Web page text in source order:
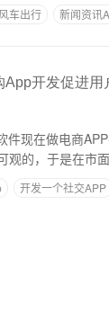
车出行 新闻资讯
开发促进用
现在做电商
观的，于是在市
开发一个社交APP